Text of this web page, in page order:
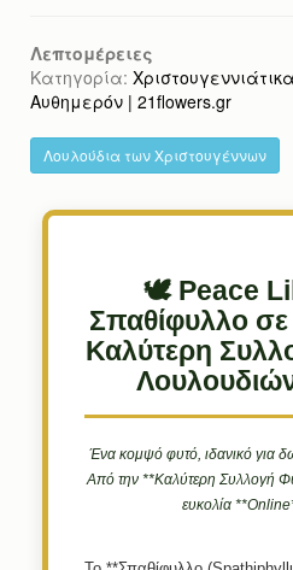
Λεπτομέρειες
Κατηγορία:
Αυθημερόν | 21flowers.gr
Λουλούδια των Χριστουγέννων
🕊️ Peace
Σπαθίφυλλο
Καλύτερη
Ένα κομψό φυτό, ιδανικό για
Από την **Καλύτερη Συλλογή
ευκολία